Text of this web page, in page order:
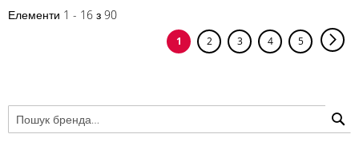
Елементи 1 - 16 з 90
You're
currently
1 Сторінка
2 Сторінка
3 Сторінка
4 Сторінка
5